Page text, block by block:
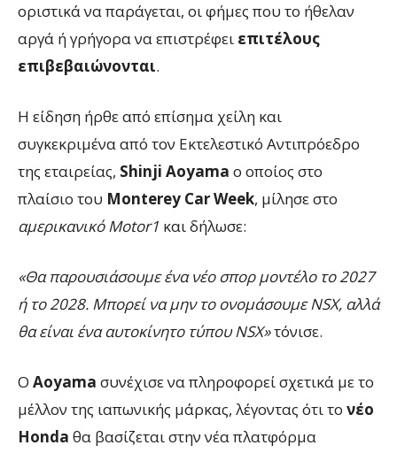
οριστικά να παράγεται, οι φήμες που το ήθελαν
αργά ή γρήγορα να επιστρέφει επιτέλους
επιβεβαιώνονται.
Η είδηση ήρθε από επίσημα χείλη και
συγκεκριμένα από τον Εκτελεστικό Αντιπρόεδρο
της εταιρείας, Shinji Aoyama ο οποίος στο
πλαίσιο του Monterey Car Week, μίλησε στο
αμερικανικό Motor1 και δήλωσε:
«Θα παρουσιάσουμε ένα νέο σπορ μοντέλο το 2027
ή το 2028. Μπορεί να μην το ονομάσουμε NSX, αλλά
θα είναι ένα αυτοκίνητο τύπου NSX»τόνισε.
Ο Aoyama συνέχισε να πληροφορεί σχετικά με το
μέλλον της ιαπωνικής μάρκας, λέγοντας ότι το νέο
Honda θα βασίζεται στην νέα πλατφόρμα